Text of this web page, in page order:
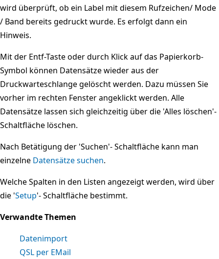
wird überprüft, ob ein Label mit diesem Rufzeichen/ Mode
/ Band bereits gedruckt wurde. Es erfolgt dann ein
Hinweis.
Mit der Entf-Taste oder durch Klick auf das Papierkorb-
Symbol können Datensätze wieder aus der
Druckwarteschlange gelöscht werden. Dazu müssen Sie
vorher im rechten Fenster angeklickt werden. Alle
Datensätze lassen sich gleichzeitig über die 'Alles löschen'-
Schaltfläche löschen.
Nach Betätigung der 'Suchen'- Schaltfläche kann man
einzelne Datensätze suchen.
Welche Spalten in den Listen angezeigt werden, wird über
die 'Setup'- Schaltfläche bestimmt.
Verwandte Themen
Datenimport
QSL per EMail